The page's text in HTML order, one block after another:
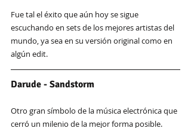
Fue tal el éxito que aún hoy se sigue
escuchando en sets de los mejores artistas del
mundo, ya sea en su versión original como en
algún edit.
Darude - Sandstorm
Otro gran símbolo de la música electrónica que
cerró un milenio de la mejor forma posible.